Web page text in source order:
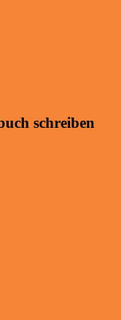
schreiben